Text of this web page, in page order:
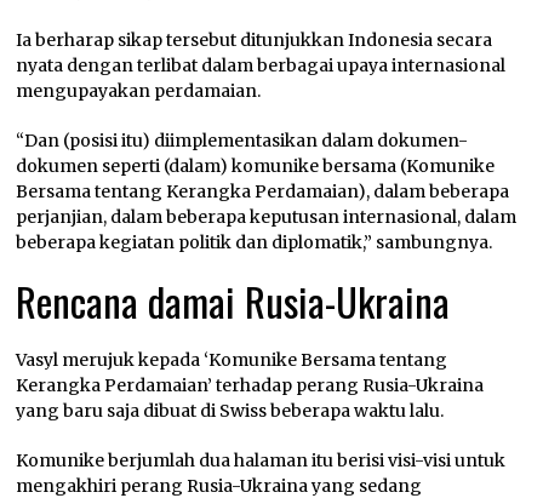
Ia berharap sikap tersebut ditunjukkan Indonesia secara
nyata dengan terlibat dalam berbagai upaya internasional
mengupayakan perdamaian.
“Dan (posisi itu) diimplementasikan dalam dokumen-
dokumen seperti (dalam) komunike bersama (Komunike
Bersama tentang Kerangka Perdamaian), dalam beberapa
perjanjian, dalam beberapa keputusan internasional, dalam
beberapa kegiatan politik dan diplomatik,” sambungnya.
Rencana damai Rusia-Ukraina
Vasyl merujuk kepada ‘Komunike Bersama tentang
Kerangka Perdamaian’ terhadap perang Rusia-Ukraina
yang baru saja dibuat di Swiss beberapa waktu lalu.
Komunike berjumlah dua halaman itu berisi visi-visi untuk
mengakhiri perang Rusia-Ukraina yang sedang